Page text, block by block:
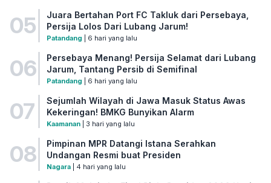
05
Juara Bertahan Port FC Takluk dari Persebaya,
Persija Lolos Dari Lubang Jarum!
Patandang | 6 hari yang lalu
06
Persebaya Menang! Persija Selamat dari Lubang
Jarum, Tantang Persib di Semifinal
Patandang | 6 hari yang lalu
07
Sejumlah Wilayah di Jawa Masuk Status Awas
Kekeringan! BMKG Bunyikan Alarm
Kaamanan| 3 hari yang lalu
08
Pimpinan MPR Datangi Istana Serahkan
Undangan Resmi buat Presiden
Nagara| 4 hari yang lalu